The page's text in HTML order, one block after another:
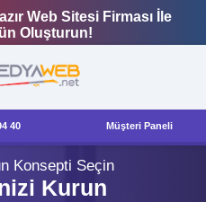
Web Sitesi Firması İle
Oluşturun!
40 Müşteri Paneli
Konsepti Seçin
Kurun